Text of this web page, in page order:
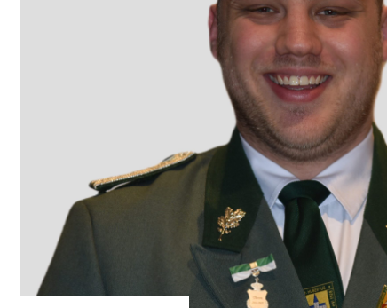
Leon Brinkrolf